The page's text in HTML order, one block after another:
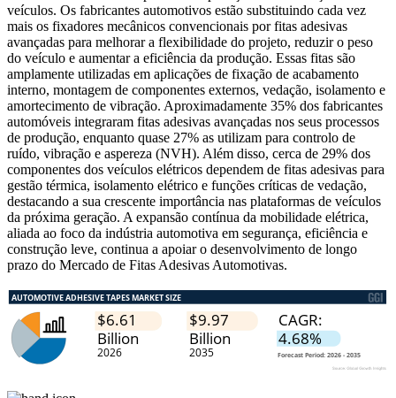
veículos. Os fabricantes automotivos estão substituindo cada vez
mais os fixadores mecânicos convencionais por fitas adesivas
avançadas para melhorar a flexibilidade do projeto, reduzir o peso
do veículo e aumentar a eficiência da produção. Essas fitas são
amplamente utilizadas em aplicações de fixação de acabamento
interno, montagem de componentes externos, vedação, isolamento e
amortecimento de vibração. Aproximadamente 35% dos fabricantes
automóveis integraram fitas adesivas avançadas nos seus processos
de produção, enquanto quase 27% as utilizam para controlo de
ruído, vibração e aspereza (NVH). Além disso, cerca de 29% dos
componentes dos veículos elétricos dependem de fitas adesivas para
gestão térmica, isolamento elétrico e funções críticas de vedação,
destacando a sua crescente importância nas plataformas de veículos
da próxima geração. A expansão contínua da mobilidade elétrica,
aliada ao foco da indústria automotiva em segurança, eficiência e
construção leve, continua a apoiar o desenvolvimento de longo
prazo do Mercado de Fitas Adesivas Automotivas.